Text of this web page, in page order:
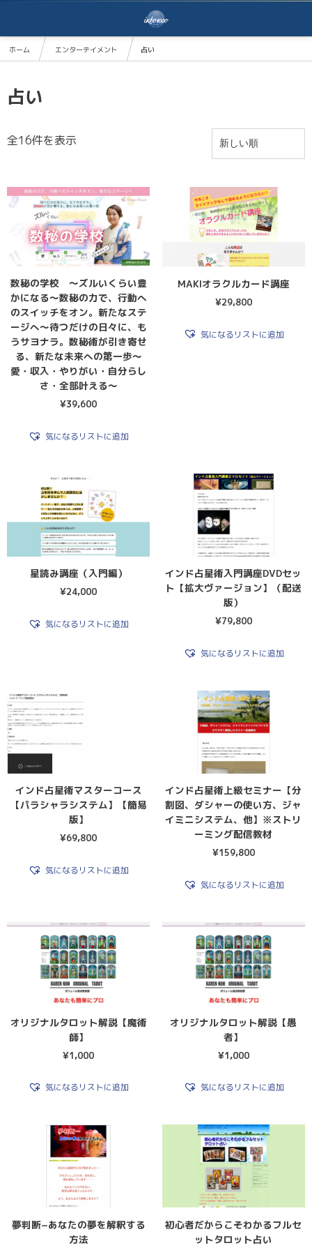
ホーム エンターテイメント 占い
占い
全16件を表示
数秘の学校 ～ズルいくらい豊
かになる～数秘の力で、行動へ
のスイッチをオン。新たなステ
ージへ～待つだけの日々に、も
うサヨナラ。数秘術が引き寄せ
る、新たな未来への第一歩～
愛・収入・やりがい・自分らし
さ・全部叶える～
¥39,600
気になるリストに追加
MAKIオラクルカード講座
¥29,800
気になるリストに追加
星読み講座（入門編）
¥24,000
気になるリストに追加
インド占星術入門講座DVDセッ
ト【拡大ヴァージョン】（配送
版）
¥79,800
気になるリストに追加
インド占星術マスターコース
【パラシャラシステム】【簡易
版】
¥69,800
気になるリストに追加
インド占星術上級セミナー【分
割図、ダシャーの使い方、ジャ
イミニシステム、他】※ストリ
ーミング配信教材
¥159,800
気になるリストに追加
オリジナルタロット解説【魔術
師】
¥1,000
気になるリストに追加
オリジナルタロット解説【愚
者】
¥1,000
気になるリストに追加
夢判断−あなたの夢を解釈する
方法
初心者だからこそわかるフルセ
ットタロット占い